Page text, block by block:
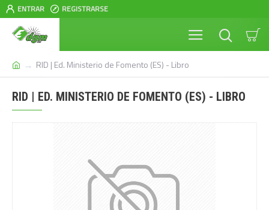
ENTRAR REGISTRARSE
RID | Ed. Ministerio de Fomento (ES) - Libro
RID | ED. MINISTERIO DE FOMENTO (ES) - LIBRO